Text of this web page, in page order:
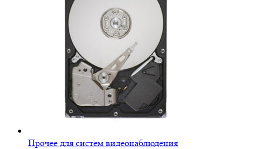
Прочее для систем видеонаблюдения